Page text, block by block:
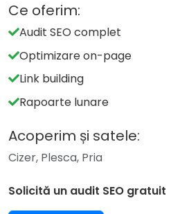
Ce oferim:
Audit SEO complet
Optimizare on-page
Link building
Rapoarte lunare
Acoperim și satele:
Cizer, Plesca, Pria
Solicită un audit SEO gratuit